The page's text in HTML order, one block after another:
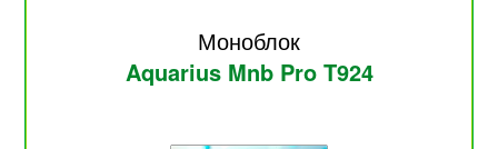
Моноблок
Aquarius Mnb Pro T924